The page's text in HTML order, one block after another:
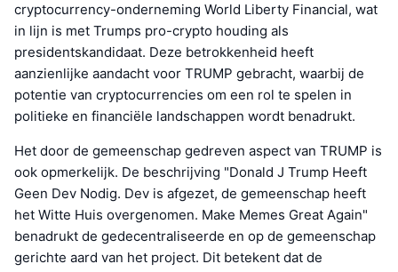
cryptocurrency-onderneming World Liberty Financial, wat
in lijn is met Trumps pro-crypto houding als
presidentskandidaat. Deze betrokkenheid heeft
aanzienlijke aandacht voor TRUMP gebracht, waarbij de
potentie van cryptocurrencies om een rol te spelen in
politieke en financiële landschappen wordt benadrukt.
Het door de gemeenschap gedreven aspect van TRUMP is
ook opmerkelijk. De beschrijving "Donald J Trump Heeft
Geen Dev Nodig. Dev is afgezet, de gemeenschap heeft
het Witte Huis overgenomen. Make Memes Great Again"
benadrukt de gedecentraliseerde en op de gemeenschap
gerichte aard van het project. Dit betekent dat de